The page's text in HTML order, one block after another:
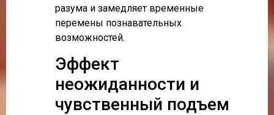
разума и замедляет временные
перемены познавательных
возможностей.
Эффект
неожиданности и
чувственный подъем